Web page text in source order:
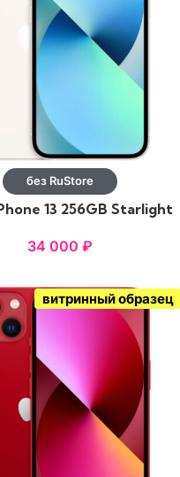
без RuStore
13 256GB Starlight
34 000₽
витринный образец